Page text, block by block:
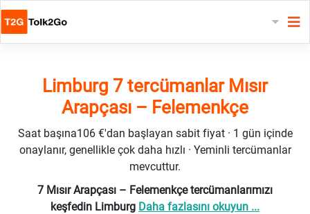
Limburg 7 tercümanlar Mısır
Arapçası – Felemenkçe
Saat başına106 €'dan başlayan sabit fiyat · 1 gün içinde
onaylanır, genellikle çok daha hızlı · Yeminli tercümanlar
mevcuttur.
7 Mısır Arapçası – Felemenkçe tercümanlarımızı
keşfedin Limburg Daha fazlasını okuyun ...